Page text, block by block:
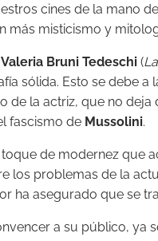
cines de la mano de
misticismo y
Valeria Bruni Tedeschi (
sólida. Esto se debe
la actriz, que no
fascismo de Mussolini.
de modernez que
los problemas de la
ha asegurado que se
a su público, ya